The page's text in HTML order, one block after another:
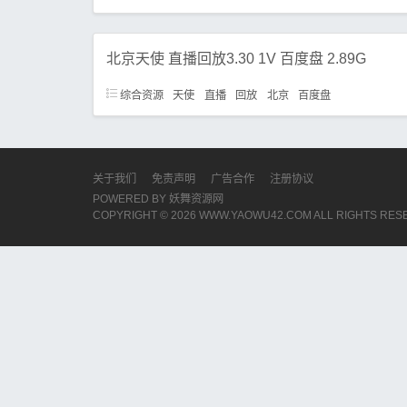
北京天使 直播回放3.30 1V 百度盘 2.89G
综合资源 天使 直播 回放 北京 百度盘
关于我们 免责声明 广告合作
注册协议
POWERED BY 妖舞资源网
COPYRIGHT © 2026 WWW.YAOWU42.COM ALL RIGHTS